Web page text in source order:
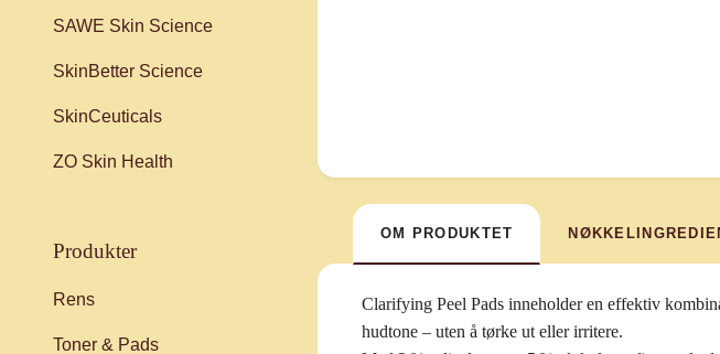
SAWE Skin Science
SkinBetter Science
SkinCeuticals
ZO Skin Health
produkter
Rens
Toner & Pads
OM PRODUKTET
Clarifying Peel Pads inneholder en effektiv
hudtone – uten å tørke ut eller irritere.